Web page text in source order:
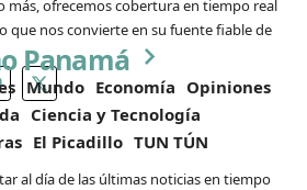
ofrecemos cobertura en tiempo real
que nos convierte en su fuente fiable de
Panamá
Mundo Economía Opiniones
Ciencia y Tecnología
El Picadillo TUN TÚN
al día de las últimas noticias en tiempo